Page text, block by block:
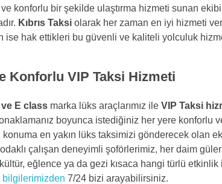
ve konforlu bir şekilde ulaştırma hizmeti sunan
Kıbrıs Taksi olarak her zaman en iyi hizmeti
ise hak ettikleri bu güvenli ve kaliteli yolculuk
Konforlu VIP Taksi Hizmeti
E class marka lüks araçlarımız ile VIP Taksi
boyunca istediğiniz her yere konforlu
en yakın lüks taksimizi gönderecek olan
çalışan deneyimli şoförlerimiz, her daim
eğlence ya da gezi kısaca hangi türlü
bilgilerimizden 7/24 bizi arayabilirsiniz.